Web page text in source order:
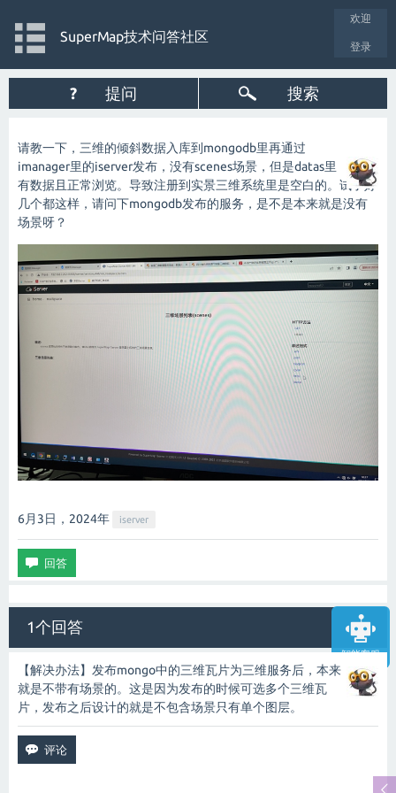
智能客服
欢迎
登录
SuperMap技术问答社区
? 提问 搜索
请教一下，三维的倾斜数据入库到mongodb里再通过
imanager里的iserver发布，没有scenes场景，但是datas里
有数据且正常浏览。导致注册到实景三维系统里是空白的。试了好
几个都这样，请问下mongodb发布的服务，是不是本来就是没有
场景呀？
6月3日，2024年 iserver
1个回答
【解决办法】发布mongo中的三维瓦片为三维服务后，本来
就是不带有场景的。这是因为发布的时候可选多个三维瓦
片，发布之后设计的就是不包含场景只有单个图层。